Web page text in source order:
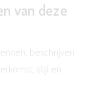
van deze
beschrijven
stijl en